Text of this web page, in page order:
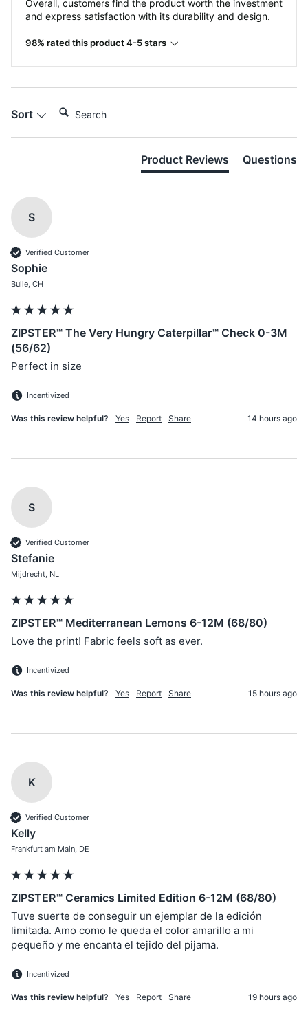
Overall, customers find the product worth the investment
and express satisfaction with its durability and design.
98% rated this product 4-5 stars
Sort
Product Reviews Questions
S
Verified Customer
Sophie
Bulle, CH
ZIPSTER™ The Very Hungry Caterpillar™ Check 0-3M
(56/62)
Perfect in size
Incentivized
Was this review helpful? Yes Report Share 14 hours ago
S
Verified Customer
Stefanie
Mijdrecht, NL
ZIPSTER™ Mediterranean Lemons 6-12M (68/80)
Love the print! Fabric feels soft as ever.
Incentivized
Was this review helpful? Yes Report Share 15 hours ago
K
Verified Customer
Kelly
Frankfurt am Main, DE
ZIPSTER™ Ceramics Limited Edition 6-12M (68/80)
Tuve suerte de conseguir un ejemplar de la edición
limitada. Amo como le queda el color amarillo a mi
pequeño y me encanta el tejido del pijama.
Incentivized
Was this review helpful? Yes Report Share 19 hours ago